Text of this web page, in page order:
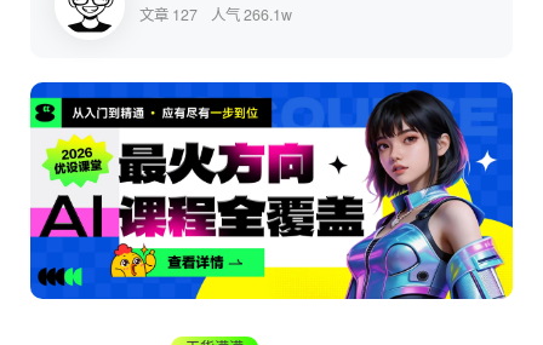
文章 127 人气 266.1w